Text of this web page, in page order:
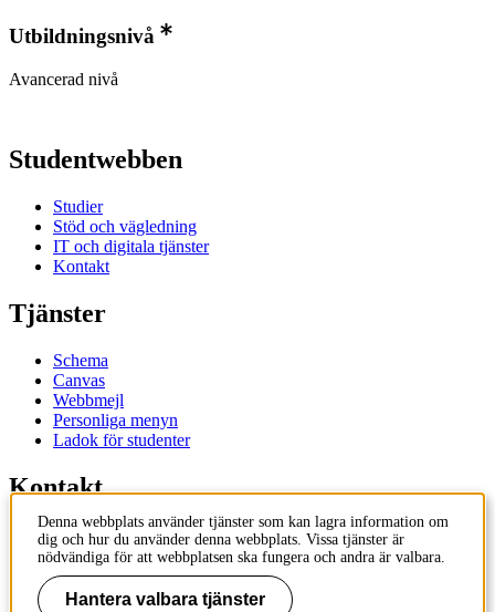
Utbildningsnivå
Avancerad nivå
Studentwebben
Studier
Stöd och vägledning
IT och digitala tjänster
Kontakt
Tjänster
Schema
Canvas
Webbmejl
Personliga menyn
Ladok för studenter
Kontakt
Kontakta utbildningsprogram
Kontakta kurs
IT-support
KTH Entré
Denna webbplats använder tjänster som kan lagra information om
dig och hur du använder denna webbplats. Vissa tjänster är
nödvändiga för att webbplatsen ska fungera och andra är valbara.
Hantera valbara tjänster